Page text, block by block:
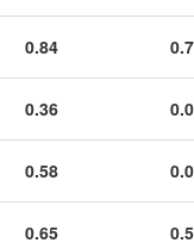
0.84
0.36
0.58
0.65